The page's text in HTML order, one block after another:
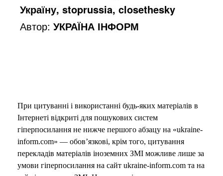
Україну, stoprussia, closethesky
Автор:УКРАЇНА ІНФОРМ
При цитуванні і використанні будь-яких матеріалів в
Інтернеті відкриті для пошукових систем
гіперпосилання не нижче першого абзацу на «ukraine-
inform.com» — обов’язкові, крім того, цитування
перекладів матеріалів іноземних ЗМІ можливе лише за
умови гіперпосилання на сайт ukraine-inform.com та на